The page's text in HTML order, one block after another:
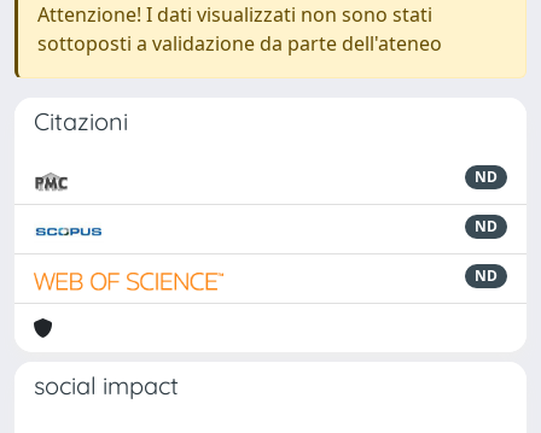
Attenzione! I dati visualizzati non sono stati
sottoposti a validazione da parte dell'ateneo
Citazioni
ND
ND
ND
social impact